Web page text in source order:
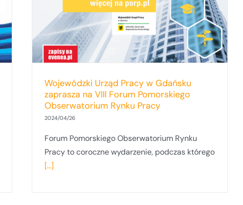
Wojewódzki Urząd Pracy w Gdańsku
zaprasza na VIII Forum Pomorskiego
Obserwatorium Rynku Pracy
2024/04/26
Forum Pomorskiego Obserwatorium Rynku
Pracy to coroczne wydarzenie, podczas którego
[...]